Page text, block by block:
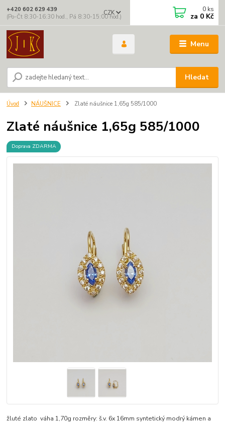
Menu
CZK
Hledat
+420 602 629 439
(Po-Čt 8:30-16:30 hod., Pá 8:30-15:00 hod.)
0 ks
za 0 Kč
Úvod NÁUŠNICE Zlaté náušnice 1,65g 585/1000
Zlaté náušnice 1,65g 585/1000
Doprava ZDARMA
žluté zlato váha 1,70g rozměry: š.v. 6x 16mm syntetický modrý kámen a